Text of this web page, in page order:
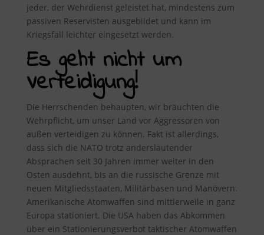
jeder, der Wehrdienst geleistet hat, mindestens zum
passiven Reservisten ausgebildet und kann im
Kriegsfall leichter eingesetzt werden.
Es geht nicht um
Verteidigung!
Die Herrschenden behaupten, wir bräuchten die
Wehrpflicht, um unser Land vor Aggressoren von
außen verteidigen zu können. Fakt ist allerdings,
dass sich die NATO trotz anderslautender
Absprachen seit 30 Jahren immer weiter in den
Osten ausdehnt, bis an die russische Grenze mit
neuen Mitgliedsstaaten, Militärbasen und Manövern.
Amerikanische Atomwaffen sind mittlerweile in ganz
Europa stationiert. Die USA haben das Abkommen
über ein Stationierungsverbot taktischer Atomwaffen